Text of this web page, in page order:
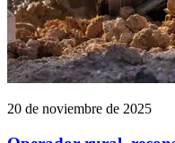
20 de noviembre de 2025